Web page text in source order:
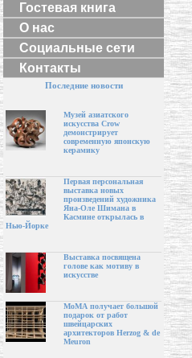
Гостевая книга
О нас
Социальные сети
Контакты
Последние новости
Музей азиатского
искусства Crow
демонстрирует
современную японскую
керамику
Первая персональная
выставка новых
произведений художника
Яна-Оле Шимана в
Касмине открылась в
Нью-Йорке
Выставка посвящена
голове как мотиву в
искусстве
МоМА получает большой
подарок от работ
швейцарских
архитекторов Herzog & de
Meuron